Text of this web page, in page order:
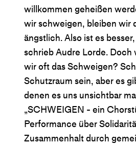
willkommen geheißen
wir schweigen, bleiben wir
ängstlich. Also ist es
schrieb Audre Lorde. Doch
wir oft das Schweigen?
Schutzraum sein, aber es
denen es uns unsichtbar
„SCHWEIGEN - ein
Performance über
Zusammenhalt durch